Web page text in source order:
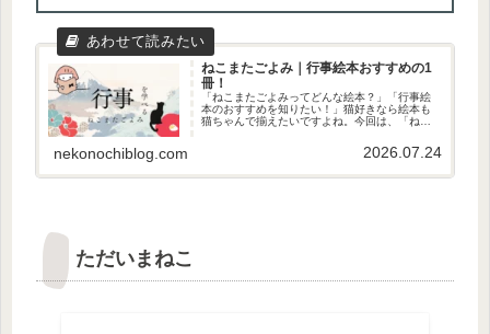
ねこまたごよみ｜行事絵本おすすめの1
冊！
「ねこまたごよみってどんな絵本？」「行事絵
本のおすすめを知りたい！」猫好きなら絵本も
猫ちゃんで揃えたいですよね。今回は、「ねこ
うだった？月ごとにどんなイベントがあるのか
がざっくりわかり、親子で会話を...
nekonochiblog.com 2026.07.24
ただいまねこ